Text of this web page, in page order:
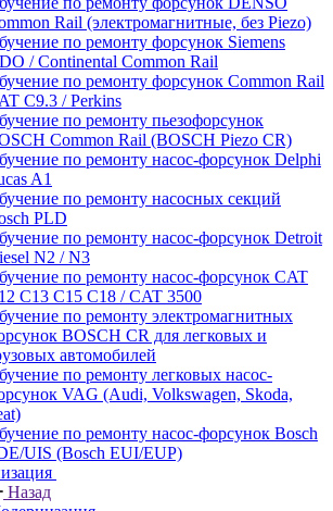
Rail (электромагнитные, без Piezo)
по ремонту форсунок Siemens
/ Continental Common Rail
по ремонту форсунок Common Rail
C9.3 / Perkins
по ремонту пьезофорсунок
Common Rail (BOSCH Piezo CR)
по ремонту насос-форсунок Delphi
A1
по ремонту насосных секций
PLD
по ремонту насос-форсунок Detroit
N2 / N3
по ремонту насос-форсунок CAT
C13 C15 C18 / CAT 3500
по ремонту электромагнитных
BOSCH CR для легковых и
автомобилей
по ремонту легковых насос-
VAG (Audi, Volkswagen, Skoda,
по ремонту насос-форсунок Bosch
UIS (Bosch EUI/EUP)
Назад